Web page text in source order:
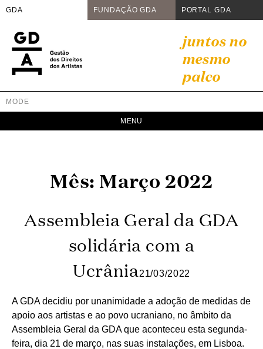
GDA FUNDAÇÃO GDA PORTAL GDA
content
juntos no
mesmo
palco
GDA
Juntos no mesmo palco
MODE
Mês: Março 2022
Assembleia Geral da GDA
solidária com a
Ucrânia21/03/2022
A GDA decidiu por unanimidade a adoção de medidas de
apoio aos artistas e ao povo ucraniano, no âmbito da
Assembleia Geral da GDA que aconteceu esta segunda-
feira, dia 21 de março, nas suas instalações, em Lisboa.